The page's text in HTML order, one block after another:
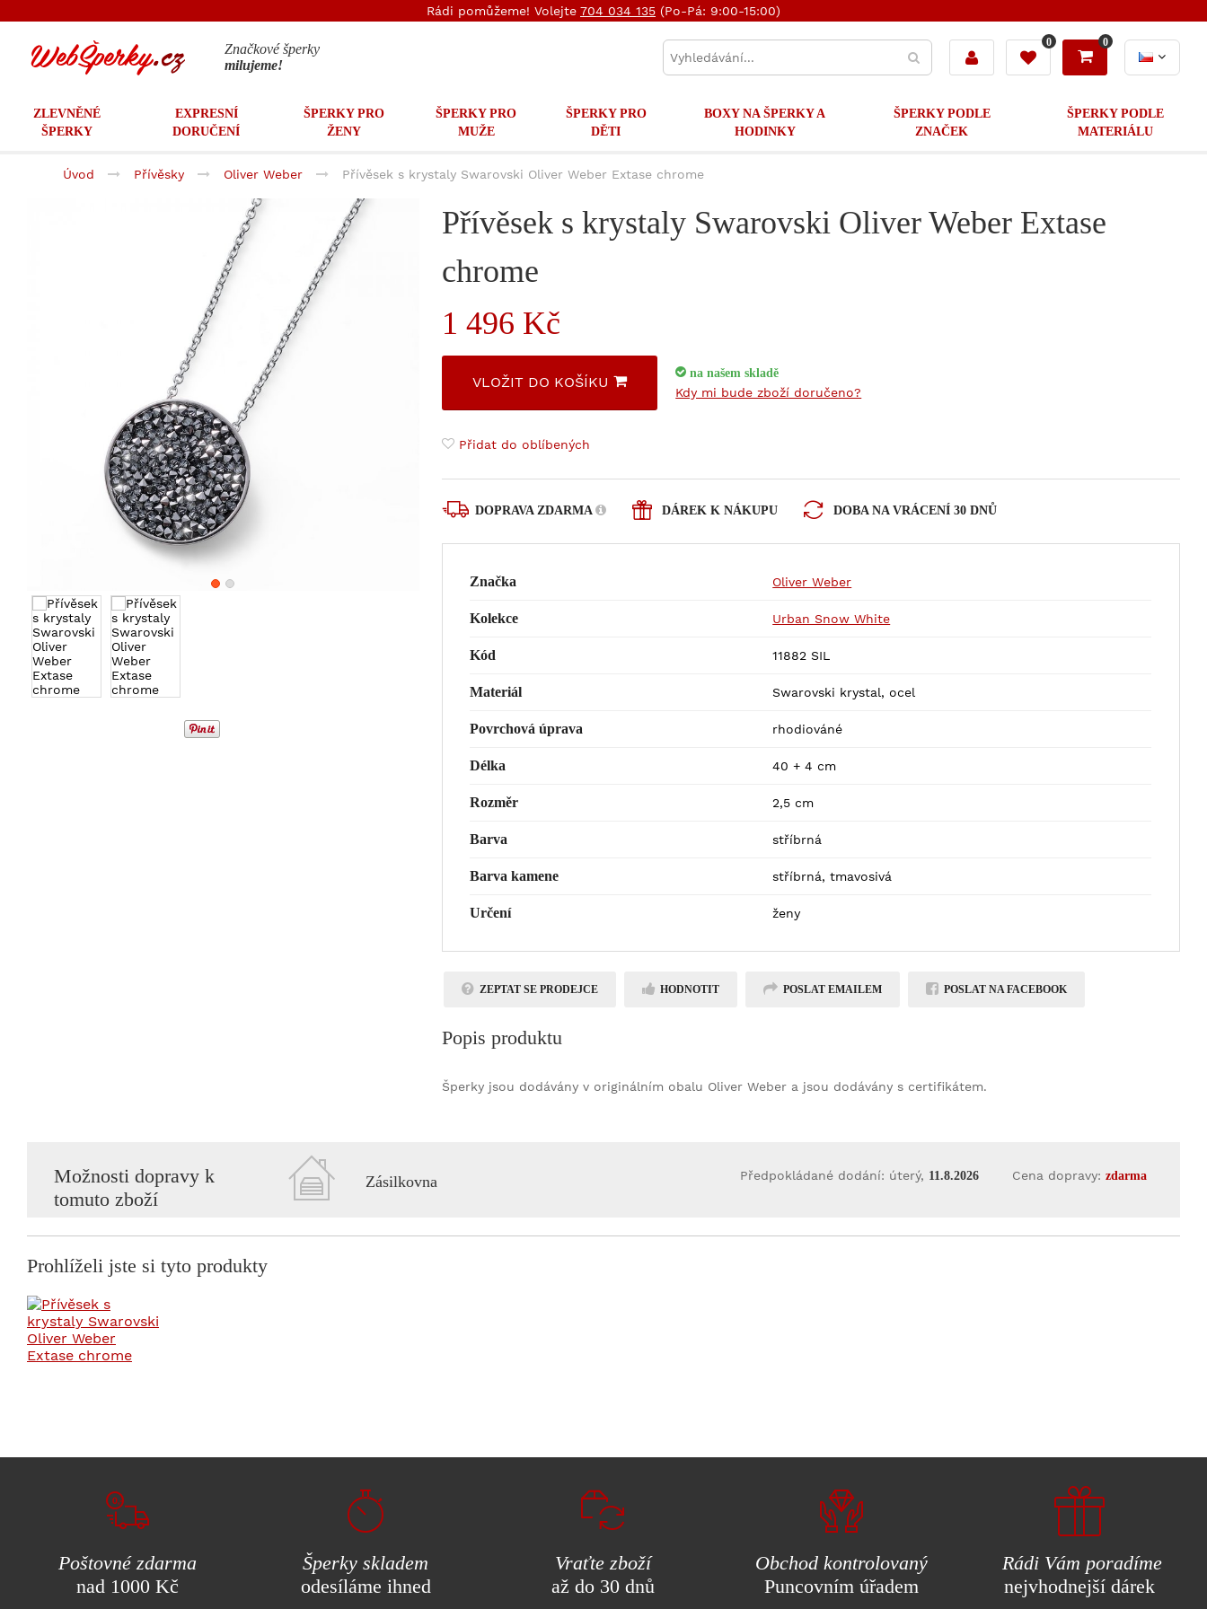
Rádi pomůžeme! Volejte 704 034 135 (Po-Pá: 9:00-15:00)
Značkové šperky
milujeme!
0 0
ZLEVNĚNÉ
ŠPERKY
EXPRESNÍ
DORUČENÍ
ŠPERKY PRO
ŽENY
ŠPERKY PRO
MUŽE
ŠPERKY PRO
DĚTI
BOXY NA ŠPERKY A
HODINKY
ŠPERKY PODLE
ZNAČEK
ŠPERKY PODLE
MATERIÁLU
Úvod Přívěsky Oliver Weber Přívěsek s krystaly Swarovski Oliver Weber Extase chrome
Přívěsek s krystaly Swarovski Oliver Weber Extase
chrome
1 496 Kč
VLOŽIT DO KOŠÍKU na našem skladě
Kdy mi bude zboží doručeno?
Přidat do oblíbených
DOPRAVA ZDARMA DÁREK K NÁKUPU DOBA NA VRÁCENÍ 30 DNŮ
Značka Oliver Weber
Kolekce Urban Snow White
Kód 11882 SIL
Materiál Swarovski krystal, ocel
Povrchová úprava rhodiováné
Délka 40 + 4 cm
Rozměr 2,5 cm
Barva stříbrná
Barva kamene stříbrná, tmavosivá
Určení ženy
ZEPTAT SE PRODEJCE HODNOTIT POSLAT EMAILEM POSLAT NA FACEBOOK
Popis produktu
Šperky jsou dodávány v originálním obalu Oliver Weber a jsou dodávány s certifikátem.
Možnosti dopravy k
tomuto zboží
Zásilkovna Předpokládané dodání: úterý, 11.8.2026 Cena dopravy: zdarma
Prohlíželi jste si tyto produkty
Poštovné zdarma
nad 1000 Kč
Šperky skladem
odesíláme ihned
Vraťte zboží
až do 30 dnů
Obchod kontrolovaný
Puncovním úřadem
Rádi Vám poradíme
nejvhodnejší dárek